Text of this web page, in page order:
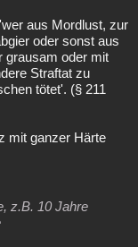
aus Mordlust, zur
oder sonst aus
grausam oder mit
Straftat zu
tötet'. (§ 211
mit ganzer Härte
z.B. 10 Jahre